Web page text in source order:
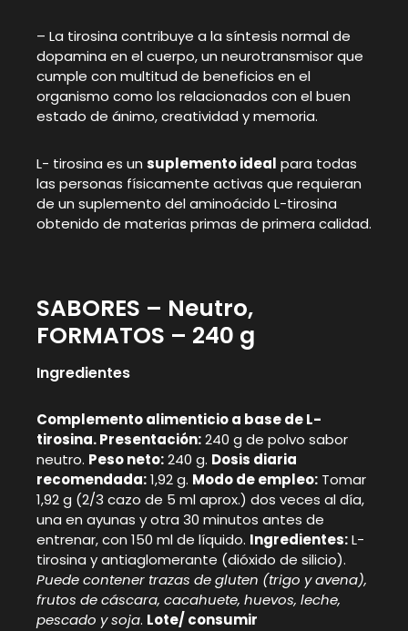
– La tirosina contribuye a la síntesis normal de
dopamina en el cuerpo, un neurotransmisor que
cumple con multitud de beneficios en el
organismo como los relacionados con el buen
estado de ánimo, creatividad y memoria.
L- tirosina es un suplemento ideal para todas
las personas físicamente activas que requieran
de un suplemento del aminoácido L-tirosina
obtenido de materias primas de primera calidad.
SABORES – Neutro,
FORMATOS – 240 g
Ingredientes
Complemento alimenticio a base de L-
tirosina. Presentación:240 g de polvo sabor
neutro. Peso neto:240 g. Dosis diaria
recomendada:1,92 g. Modo de empleo: Tomar
1,92 g (2/3 cazo de 5 ml aprox.) dos veces al día,
una en ayunas y otra 30 minutos antes de
entrenar, con 150 ml de líquido. Ingredientes:L-
tirosina y antiaglomerante (dióxido de silicio).
Puede contener trazas de gluten (trigo y avena),
frutos de cáscara, cacahuete, huevos, leche,
pescado y soja. Lote/ consumir